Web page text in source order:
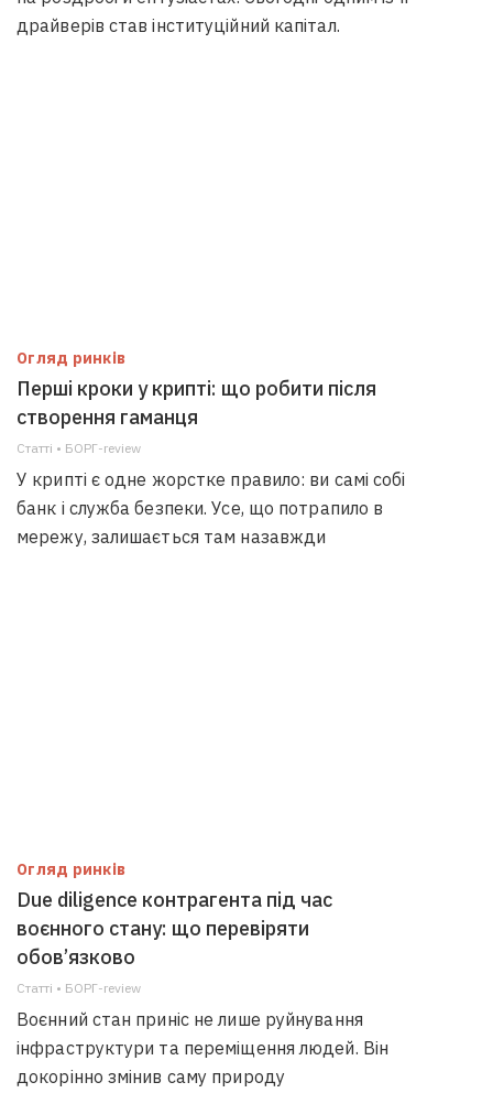
драйверів став інституційний капітал.
Огляд ринків
Перші кроки у крипті: що робити після
створення гаманця
Статті • БОРГ-review
У крипті є одне жорстке правило: ви самі собі
банк і служба безпеки. Усе, що потрапило в
мережу, залишається там назавжди
Огляд ринків
Due diligence контрагента під час
воєнного стану: що перевіряти
обов’язково
Статті • БОРГ-review
Воєнний стан приніс не лише руйнування
інфраструктури та переміщення людей. Він
докорінно змінив саму природу